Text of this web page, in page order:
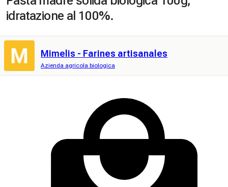
idratazione al 100%.
Mimelis - Farines artisanales
Azienda agricola biologica